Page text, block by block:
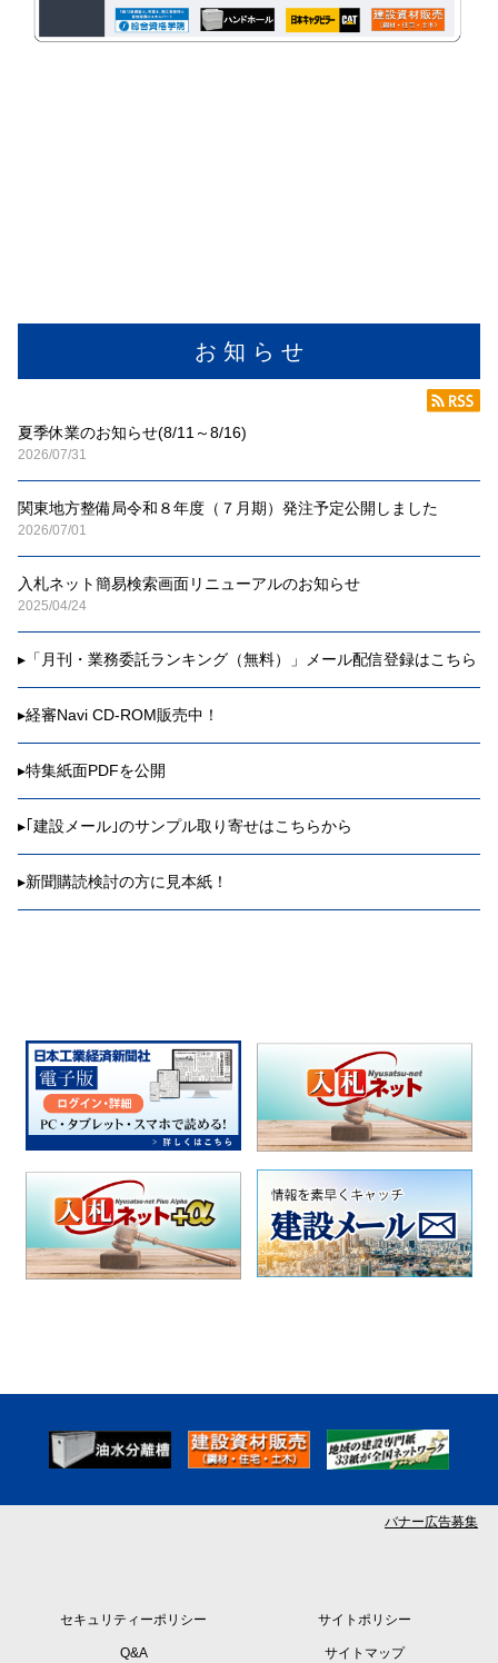
お 知 ら せ
夏季休業のお知らせ(8/11～8/16)
2026/07/31
関東地方整備局令和８年度（７月期）発注予定公開しました
2026/07/01
入札ネット簡易検索画面リニューアルのお知らせ
2025/04/24
▸ 「月刊・業務委託ランキング（無料）」メール配信登録はこちら
▸経審Navi CD-ROM販売中！
▸特集紙面PDFを公開
▸ ｢建設メール｣のサンプル取り寄せはこちらから
▸新聞購読検討の方に見本紙！
バナー広告募集
セキュリティーポリシー サイトポリシー
Q&A サイトマップ